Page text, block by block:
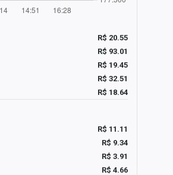
R$ 20.55
R$ 93.01
R$ 19.45
R$ 32.51
R$ 18.64
R$ 11.11
R$ 9.34
R$ 3.91
R$ 4.66